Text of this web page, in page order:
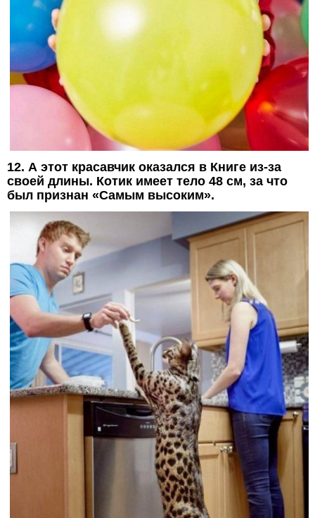
12. А этот красавчик оказался в Книге из-за
своей длины. Котик имеет тело 48 см, за что
был признан «Самым высоким».